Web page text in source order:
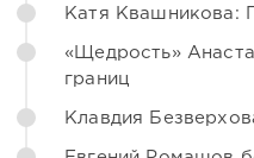
Катя Квашникова:
«Щедрость»
границ
Клавдия